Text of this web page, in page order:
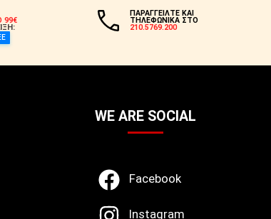
99€
ΠΑΡΑΓΓΕΙΛΤΕ ΚΑΙ
ΤΗΛΕΦΩΝΙΚΑ ΣΤΟ
210.5769.200
WE ARE SOCIAL
Facebook
Instagram